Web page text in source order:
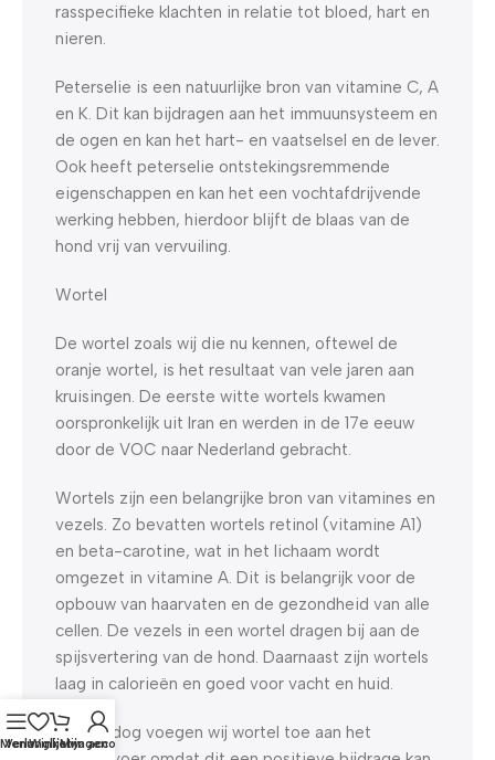
rasspecifieke klachten in relatie tot bloed, hart en
nieren.
Peterselie is een natuurlijke bron van vitamine C, A
en K. Dit kan bijdragen aan het immuunsysteem en
de ogen en kan het hart- en vaatselsel en de lever.
Ook heeft peterselie ontstekingsremmende
eigenschappen en kan het een vochtafdrijvende
werking hebben, hierdoor blijft de blaas van de
hond vrij van vervuiling.
Wortel
De wortel zoals wij die nu kennen, oftewel de
oranje wortel, is het resultaat van vele jaren aan
kruisingen. De eerste witte wortels kwamen
oorspronkelijk uit Iran en werden in de 17e eeuw
door de VOC naar Nederland gebracht.
Wortels zijn een belangrijke bron van vitamines en
vezels. Zo bevatten wortels retinol (vitamine A1)
en beta-carotine, wat in het lichaam wordt
omgezet in vitamine A. Dit is belangrijk voor de
opbouw van haarvaten en de gezondheid van alle
cellen. De vezels in een wortel dragen bij aan de
spijsvertering van de hond. Daarnaast zijn wortels
laag in calorieën en goed voor vacht en huid.
Bij Yourdog voegen wij wortel toe aan het
Menu
Verlanglijst
Winkelwagen
Mijn account